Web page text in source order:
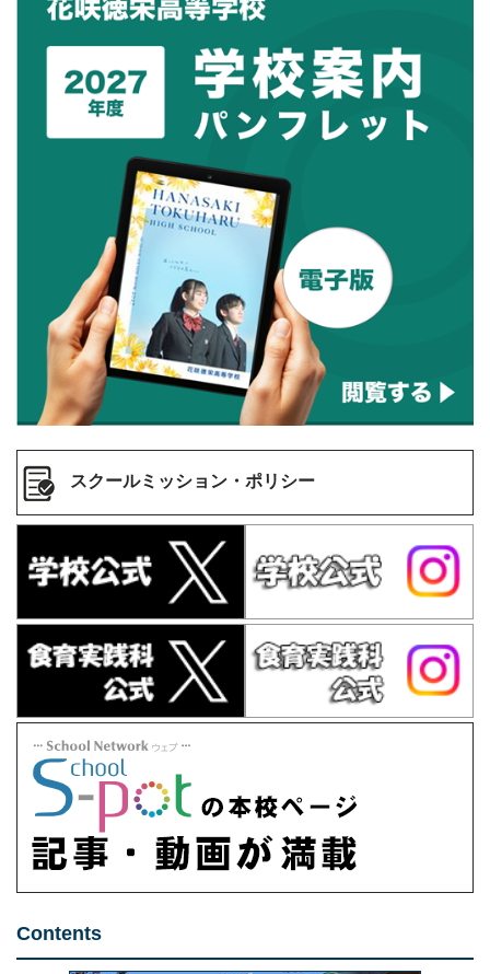
スクールミッション・ポリシー
Contents